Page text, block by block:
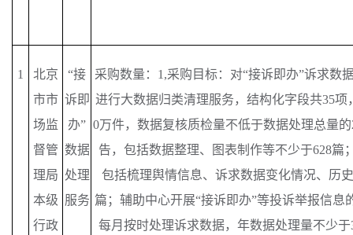
1
北京
市市
场监
督管
理局
本级
行政
“接
诉即
办”
数据
处理
服务
采购数量： 1,采购目标：对“接诉即办”诉求数
进行大数据归类清理服务，结构化字段共35项
0万件，数据复核质检量不低于数据处理总量
告，包括数据整理、图表制作等不少于628篇
包括梳理舆情信息、诉求数据变化情况、历
篇；辅助中心开展“接诉即办”等投诉举报信息
每月按时处理诉求数据，年数据处理量不少